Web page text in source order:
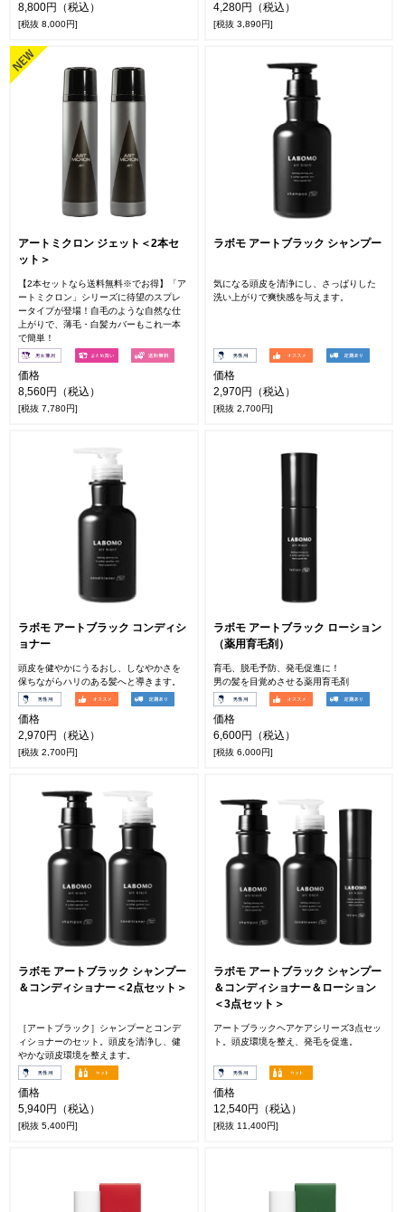
8,800円（税込）
[税抜 8,000円]
4,280円（税込）
[税抜 3,890円]
アートミクロン ジェット＜2本セ
ット＞
【2本セットなら送料無料※でお得】「ア
ートミクロン」シリーズに待望のスプレ
ータイプが登場！自毛のような自然な仕
上がりで、薄毛・白髪カバーもこれ一本
で簡単！
価格
8,560円（税込）
[税抜 7,780円]
ラボモ アートブラック シャンプー
気になる頭皮を清浄にし、さっぱりした
洗い上がりで爽快感を与えます。
価格
2,970円（税込）
[税抜 2,700円]
ラボモ アートブラック コンディシ
ョナー
頭皮を健やかにうるおし、しなやかさを
保ちながらハリのある髪へと導きます。
価格
2,970円（税込）
[税抜 2,700円]
ラボモ アートブラック ローション
（薬用育毛剤）
育毛、脱毛予防、発毛促進に！
男の髪を目覚めさせる薬用育毛剤
価格
6,600円（税込）
[税抜 6,000円]
ラボモ アートブラック シャンプー
＆コンディショナー＜2点セット＞
［アートブラック］シャンプーとコンデ
ィショナーのセット。頭皮を清浄し、健
やかな頭皮環境を整えます。
価格
5,940円（税込）
[税抜 5,400円]
ラボモ アートブラック シャンプー
＆コンディショナー＆ローション
＜3点セット＞
アートブラックヘアケアシリーズ3点セッ
ト。頭皮環境を整え、発毛を促進。
価格
12,540円（税込）
[税抜 11,400円]